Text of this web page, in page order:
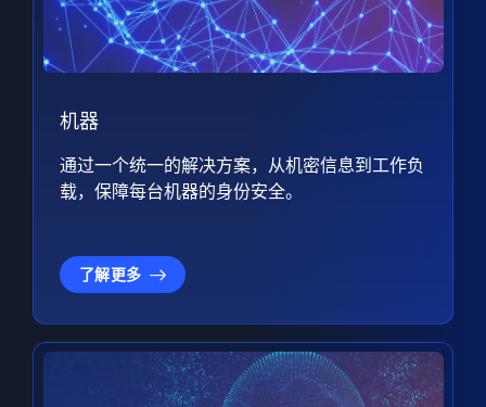
机器
通过一个统一的解决方案，从机密信息到工作负
载，保障每台机器的身份安全。
了解更多